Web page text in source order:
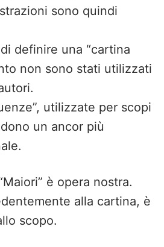
sono quindi
definire una “cartina
non sono stati utilizzati
utilizzate per scopi
un ancor più
è opera nostra.
alla cartina, è
scopo.